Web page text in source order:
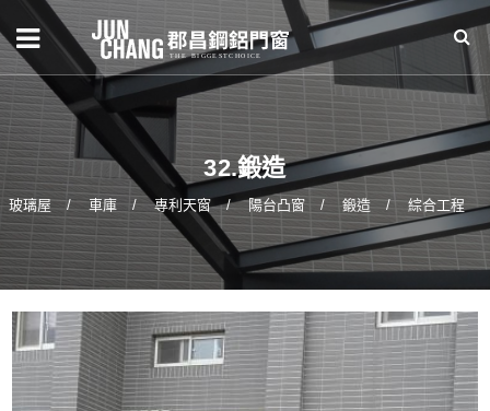
32.鍛造
玻璃屋 車庫 專利天窗 陽台凸窗 鍛造 綜合工程